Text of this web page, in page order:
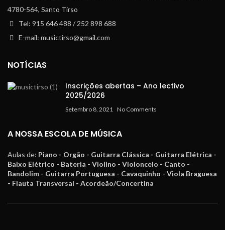
4780-564, Santo Tirso
Tel: 915 646 488 / 252 898 688
E-mail: musictirso@gmail.com
NOTÍCIAS
Inscrições abertas – Ano lectivo
2025/2026
Setembro 8, 2021 No Comments
A NOSSA ESCOLA DE MÚSICA
Aulas de: Piano - Orgão - Guitarra Clássica - Guitarra Elétrica -
Baixo Elétrico - Bateria - Violino - Violoncelo - Canto -
Bandolim - Guitarra Portuguesa - Cavaquinho - Viola Braguesa
- Flauta Transversal - Acordeão/Concertina